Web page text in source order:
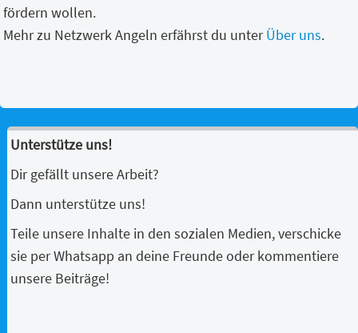
fördern wollen.
Mehr zu Netzwerk Angeln erfährst du unterÜber uns.
Unterstütze uns!
Dir gefällt unsere Arbeit?
Dann unterstütze uns!
Teile unsere Inhalte in den sozialen Medien, verschicke
sie per Whatsapp an deine Freunde oder kommentiere
unsere Beiträge!